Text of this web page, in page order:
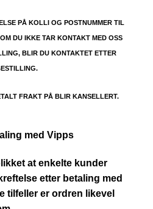
PÅ KOLLI OG POSTNUMMER TIL
DU IKKE TAR KONTAKT MED OSS
BLIR DU KONTAKTET ETTER
FRAKT PÅ BLIR KANSELLERT.
med Vipps
at enkelte kunder
etter betaling med
tilfeller er ordren likevel